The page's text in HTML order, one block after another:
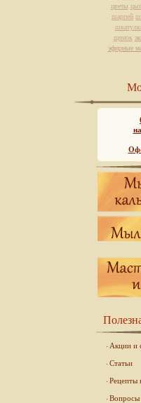
цветы
шарпей
щенок
эфирные
Акции и
Статьи
Рецепты
Вопросы